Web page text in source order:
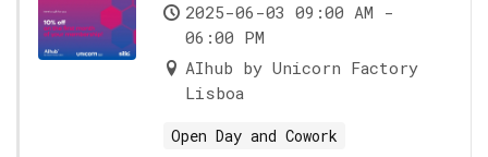
2025-06-03 09:00 AM -
06:00 PM
AIhub by Unicorn Factory
Lisboa
Open Day and Cowork